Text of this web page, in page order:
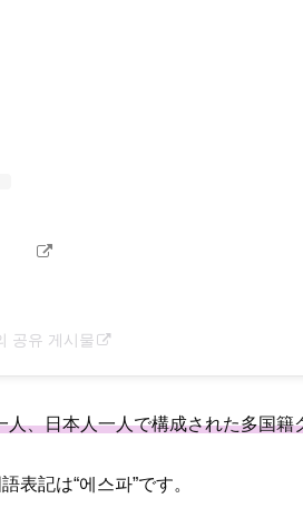
공유 게시물
人、日本人一人で構成された多国籍
表記は“에스파”です。